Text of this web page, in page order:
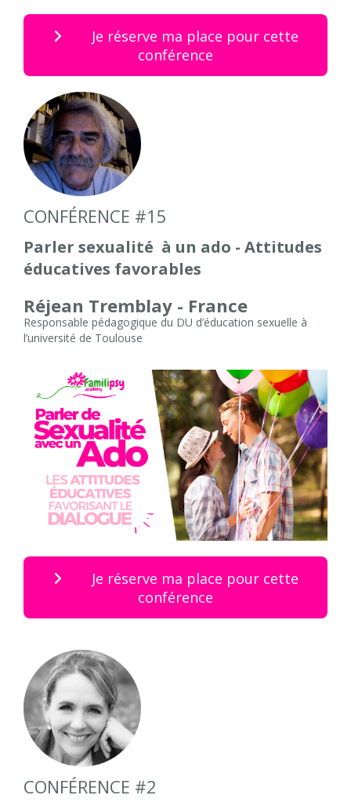
Je réserve ma place pour cette
conférence
CONFÉRENCE #15
Parler sexualité à un ado - Attitudes
éducatives favorables
Réjean Tremblay - France
Responsable pédagogique du DU d’éducation sexuelle à
l’université de Toulouse
Je réserve ma place pour cette
conférence
CONFÉRENCE #2